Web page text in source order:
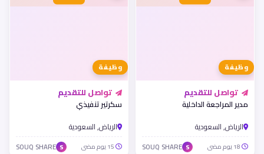
وظيفة
تواصل للتقديم
مدير المراجعة الداخلية
الرياض, السعودية
S
SOUQ SHARE
وظيفة
تواصل للتقديم
سكرتير تنفيذي
الرياض, السعودية
S
SOUQ SHARE